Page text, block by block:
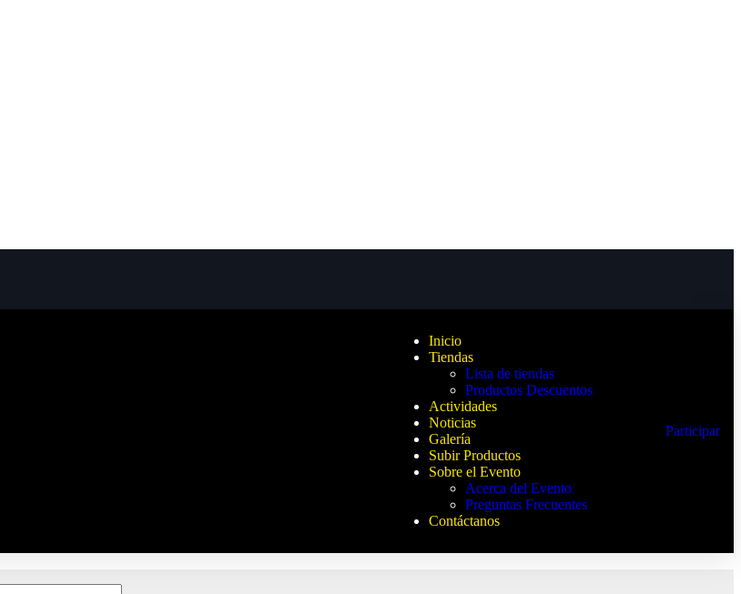
Inicio
Tiendas
Lista de tiendas
Productos Descuentos
Actividades
Noticias
Galería
Subir Productos
Sobre el Evento
Acerca del Evento
Preguntas Frecuentes
Contáctanos
Participar